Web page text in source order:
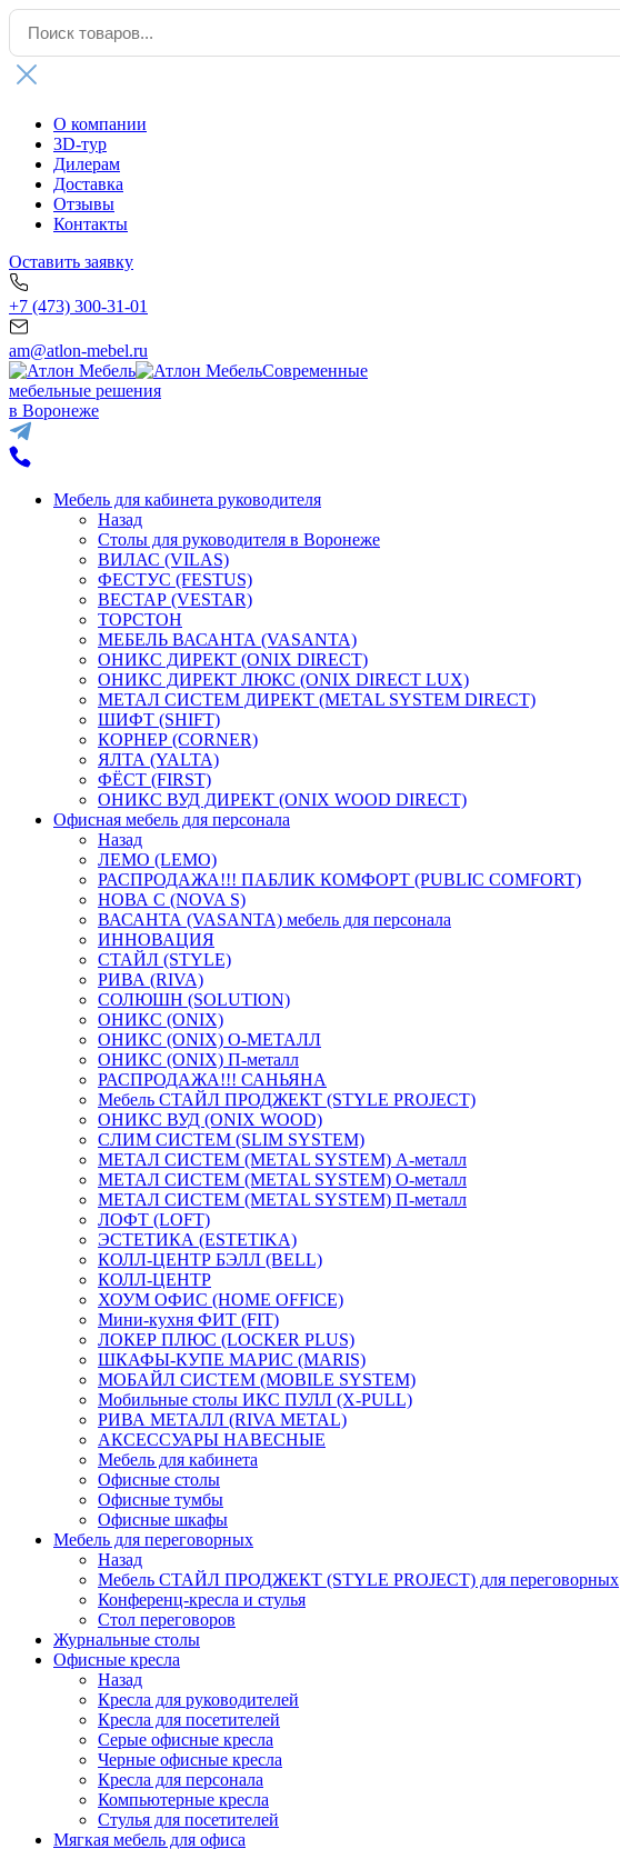
О компании
3D-тур
Дилерам
Доставка
Отзывы
Контакты
Оставить заявку
+7 (473) 300-31-01
am@atlon-mebel.ru
Современные
мебельные решения
в Воронеже
Мебель для кабинета руководителя
Назад
Столы для руководителя в Воронеже
ВИЛАС (VILAS)
ФЕСТУС (FESTUS)
ВЕСТАР (VESTAR)
ТОРСТОН
МЕБЕЛЬ ВАСАНТА (VASANTA)
ОНИКС ДИРЕКТ (ONIX DIRECT)
ОНИКС ДИРЕКТ ЛЮКС (ONIX DIRECT LUX)
МЕТАЛ СИСТЕМ ДИРЕКТ (METAL SYSTEM DIRECT)
ШИФТ (SHIFT)
КОРНЕР (CORNER)
ЯЛТА (YALTA)
ФЁСТ (FIRST)
ОНИКС ВУД ДИРЕКТ (ONIX WOOD DIRECT)
Офисная мебель для персонала
Назад
ЛЕМО (LEMO)
РАСПРОДАЖА!!! ПАБЛИК КОМФОРТ (PUBLIC COMFORT)
НОВА С (NOVA S)
ВАСАНТА (VASANTA) мебель для персонала
ИННОВАЦИЯ
СТАЙЛ (STYLE)
РИВА (RIVA)
СОЛЮШН (SOLUTION)
ОНИКС (ONIX)
ОНИКС (ONIX) O-МЕТАЛЛ
ОНИКС (ONIX) П-металл
РАСПРОДАЖА!!! САНЬЯНА
Мебель СТАЙЛ ПРОДЖЕКТ (STYLE PROJECT)
ОНИКС ВУД (ONIX WOOD)
СЛИМ СИСТЕМ (SLIM SYSTEM)
МЕТАЛ СИСТЕМ (METAL SYSTEM) А-металл
МЕТАЛ СИСТЕМ (METAL SYSTEM) О-металл
МЕТАЛ СИСТЕМ (METAL SYSTEM) П-металл
ЛОФТ (LOFT)
ЭСТЕТИКА (ESTETIKA)
КОЛЛ-ЦЕНТР БЭЛЛ (BELL)
КОЛЛ-ЦЕНТР
ХОУМ ОФИС (HOME OFFICE)
Мини-кухня ФИТ (FIT)
ЛОКЕР ПЛЮС (LOCKER PLUS)
ШКАФЫ-КУПЕ МАРИС (MARIS)
МОБАЙЛ СИСТЕМ (MOBILE SYSTEM)
Мобильные столы ИКС ПУЛЛ (X-PULL)
РИВА МЕТАЛЛ (RIVA METAL)
АКСЕССУАРЫ НАВЕСНЫЕ
Мебель для кабинета
Офисные столы
Офисные тумбы
Офисные шкафы
Мебель для переговорных
Назад
Мебель СТАЙЛ ПРОДЖЕКТ (STYLE PROJECT) для переговорных
Конференц-кресла и стулья
Стол переговоров
Журнальные столы
Офисные кресла
Назад
Кресла для руководителей
Кресла для посетителей
Серые офисные кресла
Черные офисные кресла
Кресла для персонала
Компьютерные кресла
Стулья для посетителей
Мягкая мебель для офиса